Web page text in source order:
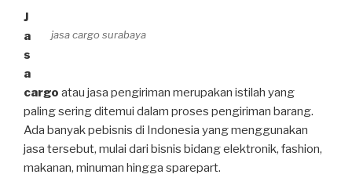
jasa cargo surabaya
J
a
s
a
cargo atau jasa pengiriman merupakan istilah yang
paling sering ditemui dalam proses pengiriman barang.
Ada banyak pebisnis di Indonesia yang menggunakan
jasa tersebut, mulai dari bisnis bidang elektronik, fashion,
makanan, minuman hingga sparepart.